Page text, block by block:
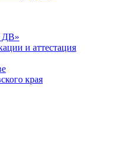
ДВ»
и аттестация
края